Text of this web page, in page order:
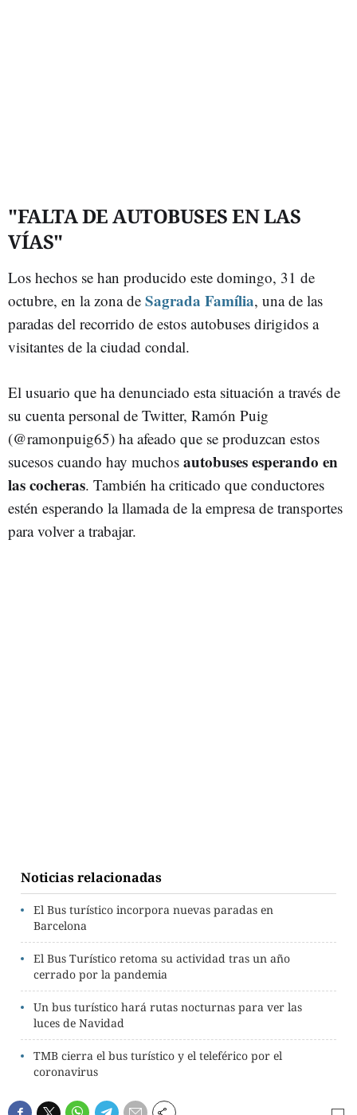
"FALTA DE AUTOBUSES EN LAS
VÍAS"
Los hechos se han producido este domingo, 31 de
octubre, en la zona de Sagrada Família, una de las
paradas del recorrido de estos autobuses dirigidos a
visitantes de la ciudad condal.
El usuario que ha denunciado esta situación a través de
su cuenta personal de Twitter, Ramón Puig
(@ramonpuig65) ha afeado que se produzcan estos
sucesos cuando hay muchos autobuses esperando en
las cocheras. También ha criticado que conductores
estén esperando la llamada de la empresa de transportes
para volver a trabajar.
Noticias relacionadas
El Bus turístico incorpora nuevas paradas en
Barcelona
El Bus Turístico retoma su actividad tras un año
cerrado por la pandemia
Un bus turístico hará rutas nocturnas para ver las
luces de Navidad
TMB cierra el bus turístico y el teleférico por el
coronavirus